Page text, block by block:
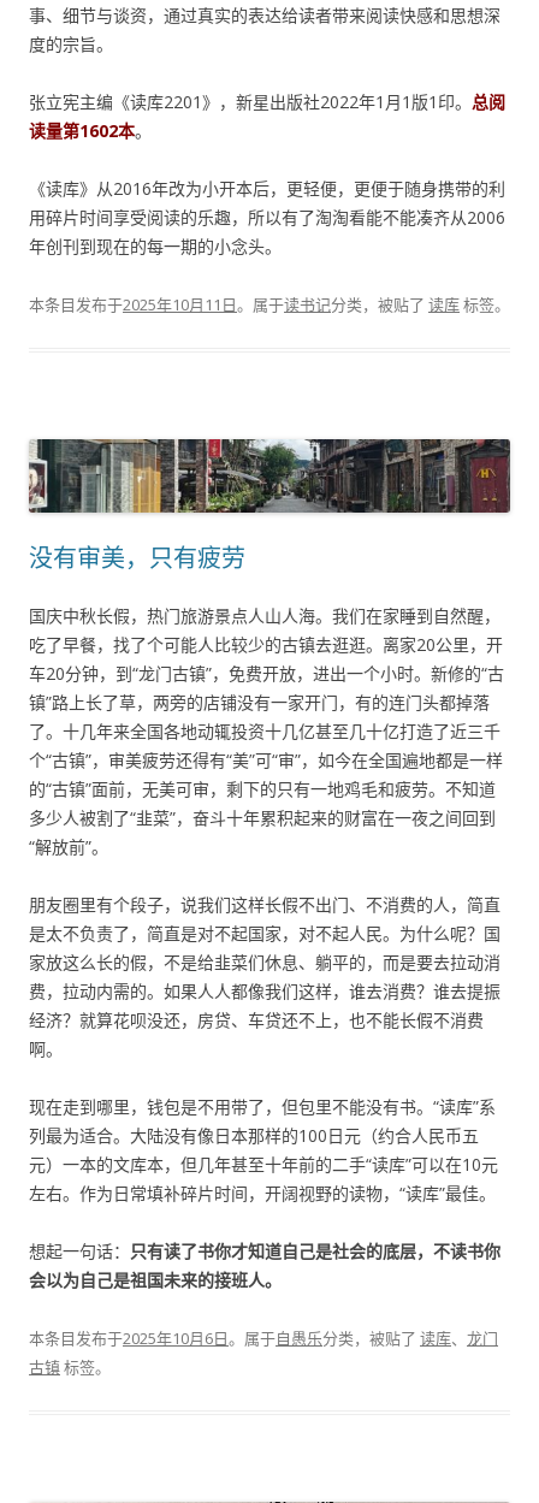
事、细节与谈资，通过真实的表达给读者带来阅读快感和思想深
度的宗旨。
张立宪主编《读库2201》，新星出版社2022年1月1版1印。 总阅
读量第1602本。
《读库》从2016年改为小开本后，更轻便，更便于随身携带的利
用碎片时间享受阅读的乐趣，所以有了淘淘看能不能凑齐从2006
年创刊到现在的每一期的小念头。
本条目发布于2025年10月11日。属于读书记分类，被贴了 读库标签。
没有审美，只有疲劳
国庆中秋长假，热门旅游景点人山人海。我们在家睡到自然醒，
吃了早餐，找了个可能人比较少的古镇去逛逛。离家20公里，开
车20分钟，到“龙门古镇”，免费开放，进出一个小时。新修的“古
镇”路上长了草，两旁的店铺没有一家开门，有的连门头都掉落
了。十几年来全国各地动辄投资十几亿甚至几十亿打造了近三千
个“古镇”，审美疲劳还得有“美”可“审”，如今在全国遍地都是一样
的“古镇”面前，无美可审，剩下的只有一地鸡毛和疲劳。不知道
多少人被割了“韭菜”，奋斗十年累积起来的财富在一夜之间回到
“解放前”。
朋友圈里有个段子，说我们这样长假不出门、不消费的人，简直
是太不负责了，简直是对不起国家，对不起人民。为什么呢？国
家放这么长的假，不是给韭菜们休息、躺平的，而是要去拉动消
费，拉动内需的。如果人人都像我们这样，谁去消费？谁去提振
经济？就算花呗没还，房贷、车贷还不上，也不能长假不消费
啊。
现在走到哪里，钱包是不用带了，但包里不能没有书。“读库”系
列最为适合。大陆没有像日本那样的100日元（约合人民币五
元）一本的文库本，但几年甚至十年前的二手“读库”可以在10元
左右。作为日常填补碎片时间，开阔视野的读物，“读库”最佳。
想起一句话： 只有读了书你才知道自己是社会的底层，不读书你
会以为自己是祖国未来的接班人。
本条目发布于2025年10月6日。属于自愚乐分类，被贴了 读库、 龙门
古镇标签。